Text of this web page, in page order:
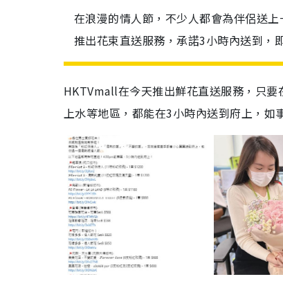
在浪漫的情人節，不少人都會為伴侶送
推出花束直送服務，承諾3小時內送到，
HKTVmall在今天推出鮮花直送服務，只
上水等地區，都能在3小時內送到府上，如